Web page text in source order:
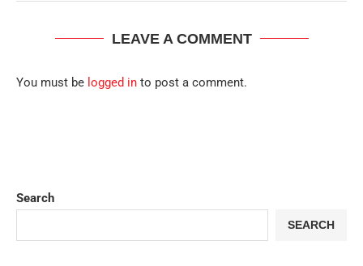
LEAVE A COMMENT
You must be logged in to post a comment.
Search
SEARCH